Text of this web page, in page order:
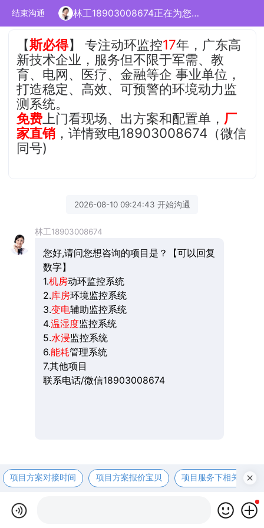
结束沟通 林工18903008674正在为您服务
【斯必得】 专注动环监控17年，广东高
新技术企业，服务但不限于军需、教
育、电网、医疗、金融等企 事业单位，
打造稳定、高效、可预警的环境动力监
测系统。
免费 上门看现场、出方案和配置单， 厂
家直销 ，详情致电18903008674（微信
同号)
2026-08-10 09:24:43 开始沟通
林工18903008674
您好,请问您想咨询的项目是？【可以回复
数字】
1.机房动环监控系统
2.库房环境监控系统
3.变电辅助监控系统
4.温湿度监控系统
5.水浸监控系统
6.能耗管理系统
7.其他项目
联系电话/微信18903008674
项目方案对接时间 项目方案报价宝贝 项目服务下相关资咨询